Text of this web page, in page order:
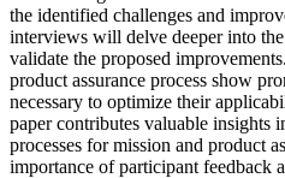
the identified challenges and
interviews will delve deeper into
validate the proposed
product assurance process show
necessary to optimize their
paper contributes valuable insights
processes for mission and product
importance of participant feedback